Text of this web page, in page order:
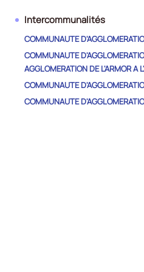
Intercommunalités
COMMUNAUTE
COMMUNAUTE
AGGLOMERATION DE L'ARMOR A
COMMUNAUTE
COMMUNAUTE